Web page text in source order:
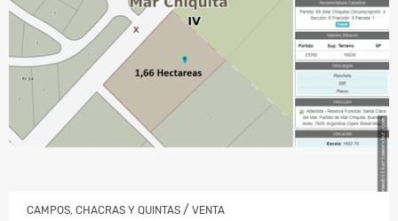
CAMPOS, CHACRAS Y QUINTAS / VENTA